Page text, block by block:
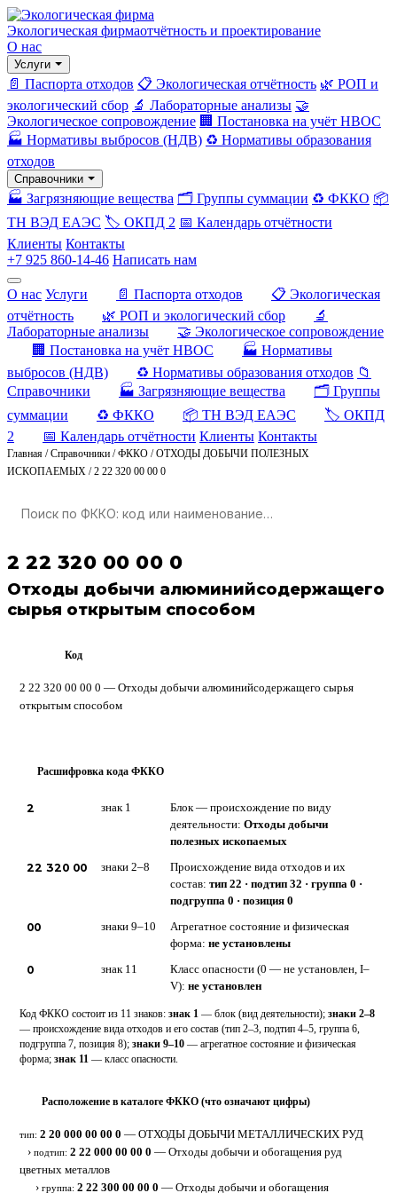
Экологическая фирмаотчётность и проектирование
О нас
Услуги
📄 Паспорта отходов 📋 Экологическая отчётность 🌿 РОП и
экологический сбор 🔬 Лабораторные анализы 🤝
Экологическое сопровождение 🏢 Постановка на учёт НВОС
🏭 Нормативы выбросов (НДВ) ♻️ Нормативы образования
отходов
Справочники
🏭 Загрязняющие вещества 🗂️ Группы суммации ♻️ ФККО 📦
ТН ВЭД ЕАЭС 🏷️ ОКПД 2 📅 Календарь отчётности
Клиенты Контакты
+7 925 860-14-46 Написать нам
О нас Услуги 📄 Паспорта отходов
📋 Экологическая
отчётность
🌿 РОП и экологический сбор
🔬
Лабораторные анализы
🤝 Экологическое сопровождение
🏢 Постановка на учёт НВОС
🏭 Нормативы
выбросов (НДВ)
♻️ Нормативы образования отходов 📁
Справочники
🏭 Загрязняющие вещества
🗂️ Группы
суммации
♻️ ФККО 📦 ТН ВЭД ЕАЭС
🏷️ ОКПД
2
📅 Календарь отчётности Клиенты Контакты
Главная /Справочники /ФККО /ОТХОДЫ ДОБЫЧИ ПОЛЕЗНЫХ
ИСКОПАЕМЫХ /2 22 320 00 00 0
2 22 320 00 00 0
Отходы добычи алюминийсодержащего
сырья открытым способом
Код
2 22 320 00 00 0 — Отходы добычи алюминийсодержащего сырья
открытым способом
Расшифровка кода ФККО
2 знак 1
Блок — происхождение по виду
деятельности: Отходы добычи
полезных ископаемых
22 320 00 знаки 2–8
Происхождение вида отходов и их
состав: тип 22 · подтип 32 · группа 0 ·
подгруппа 0 · позиция 0
00 знаки 9–10
Агрегатное состояние и физическая
форма: не установлены
0 знак 11
Класс опасности (0 — не установлен, I–
V): не установлен
Код ФККО состоит из 11 знаков: знак 1 — блок (вид деятельности); знаки 2–8
— происхождение вида отходов и его состав (тип 2–3, подтип 4–5, группа 6,
подгруппа 7, позиция 8); знаки 9–10 — агрегатное состояние и физическая
форма; знак 11 — класс опасности.
Расположение в каталоге ФККО (что означают цифры)
тип: 2 20 000 00 00 0 — ОТХОДЫ ДОБЫЧИ МЕТАЛЛИЧЕСКИХ РУД
› подтип: 2 22 000 00 00 0 — Отходы добычи и обогащения руд
цветных металлов
› группа: 2 22 300 00 00 0 — Отходы добычи и обогащения